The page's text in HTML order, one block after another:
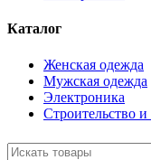
Каталог
Женская одежда
Мужская одежда
Электроника
Строительство